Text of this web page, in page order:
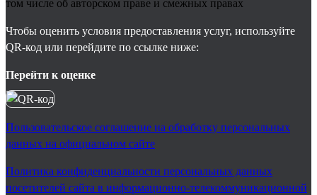
том числе об авторском праве и смежных правах
Чтобы оценить условия предоставления услуг, используйте
QR-код или перейдите по ссылке ниже:
Перейти к оценке
Пользовательское соглашение на обработку персональных
данных на официальном сайте
Политика конфиденциальности персональных данных
посетителей сайта в информационно-телекоммуникационной